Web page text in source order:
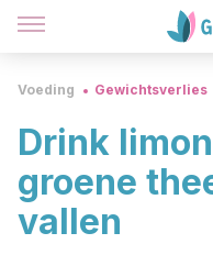
Voeding Gewichtsverlies
Drink
groene
vallen